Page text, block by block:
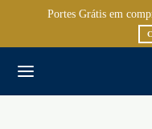
Portes Grátis em